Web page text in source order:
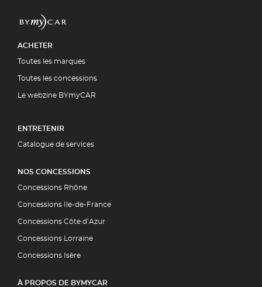
ACHETER
Toutes les marques
Toutes les concessions
Le webzine BYmyCAR
ENTRETENIR
Catalogue de services
NOS CONCESSIONS
Concessions Rhône
Concessions Ile-de-France
Concessions Côte d’Azur
Concessions Lorraine
Concessions Isère
À PROPOS DE BYMYCAR